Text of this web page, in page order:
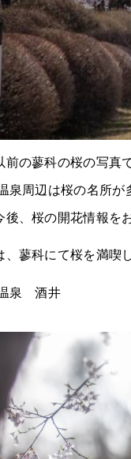
前の蓼科の桜の写真
泉周辺は桜の名所が
後、桜の開花情報を
、蓼科にて桜を満喫
泉 酒井